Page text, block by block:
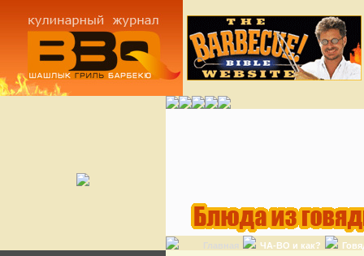
Главная ЧА-ВО и как?